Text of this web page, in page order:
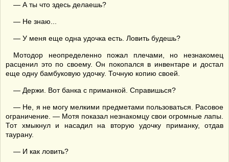
— А ты что здесь делаешь?
— Не знаю...
— У меня еще одна удочка есть. Ловить будешь?
Мотодор неопределенно пожал плечами, но незнакомец
расценил это по своему. Он покопался в инвентаре и достал
еще одну бамбуковую удочку. Точную копию своей.
— Держи. Вот банка с приманкой. Справишься?
— Не, я не могу мелкими предметами пользоваться. Расовое
ограничение. — Мотя показал незнакомцу свои огромные лапы.
Тот хмыкнул и насадил на вторую удочку приманку, отдав
таурану.
— И как ловить?